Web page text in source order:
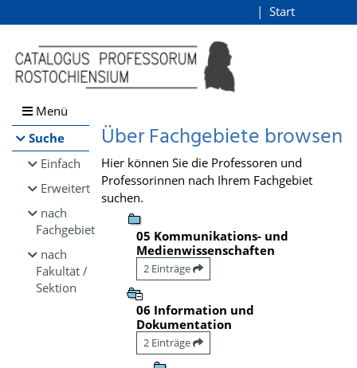
Browsen
direkt zum Inhalt
Start
Menü
Suche
Einfach
Erweitert
nach
Fachgebiet
nach
Fakultät /
Sektion
Über Fachgebiete browsen
Hier können Sie die Professoren und
Professorinnen nach Ihrem Fachgebiet
suchen.
05 Kommunikations- und
Medienwissenschaften
2 Einträge
06 Information und
Dokumentation
2 Einträge